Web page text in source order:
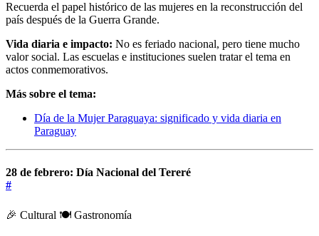
Recuerda el papel histórico de las mujeres en la reconstrucción del
país después de la Guerra Grande.
Vida diaria e impacto: No es feriado nacional, pero tiene mucho
valor social. Las escuelas e instituciones suelen tratar el tema en
actos conmemorativos.
Más sobre el tema:
Día de la Mujer Paraguaya: significado y vida diaria en
Paraguay
28 de febrero: Día Nacional del Tereré
#
🎉 Cultural 🍽️ Gastronomía